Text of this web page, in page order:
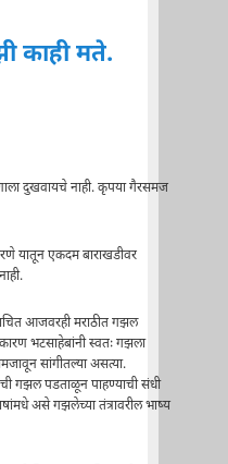
काही मते.
दुखवायचे नाही. कृपया गैरसमज
यातून एकदम बाराखडीवर
आजवरही मराठीत गझल
भटसाहेबांनी स्वतः गझला
सांगीतल्या असत्या.
गझल पडताळून पाहण्याची संधी
असे गझलेच्या तंत्रावरील भाष्य